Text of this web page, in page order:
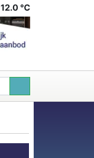
12.0 ℃